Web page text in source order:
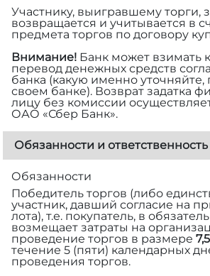
Участнику, выигравшему торги,
возвращается и учитывается в
предмета торгов по договору
Внимание! Банк может взимать
перевод денежных средств
банка (какую именно уточняйте,
своем банке). Возврат задатка
лицу без комиссии
ОАО «Сбер Банк».
Обязанности и
Обязанности
Победитель торгов (либо
участник, давший согласие на
лота), т.е. покупатель, в
возмещает затраты на
проведение торгов в размере
течение 5 (пяти) календарных
проведения торгов.